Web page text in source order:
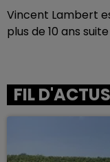
Vincent Lambert
plus de 10 ans
FIL D'ACTUS